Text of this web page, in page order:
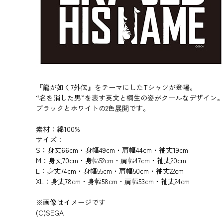
『龍が如く7外伝』をテーマにしたTシャツが登場。
“名を消した男”を表す英文と桐生の姿がクールなデザイン
ブラックとホワイトの2色展開です。
素材：綿100%
サイズ：
S：身丈66cm・身幅49cm・肩幅44cm・袖丈19cm
M：身丈70cm・身幅52cm・肩幅47cm・袖丈20cm
L：身丈74cm・身幅55cm・肩幅50cm・袖丈22cm
XL：身丈78cm・身幅58cm・肩幅53cm・袖丈24cm
※画像はイメージです
(C)SEGA